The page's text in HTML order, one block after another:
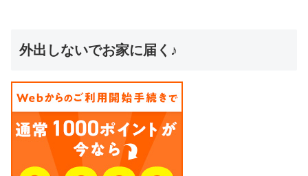
外出しないでお家に届く♪